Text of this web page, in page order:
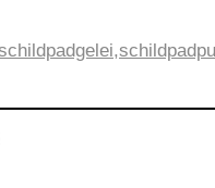
schildpadgelei,